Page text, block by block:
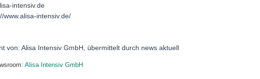
intensiv.de
www.alisa-intensiv.de/
von: Alisa Intensiv GmbH, übermittelt durch news aktuell
Alisa Intensiv GmbH